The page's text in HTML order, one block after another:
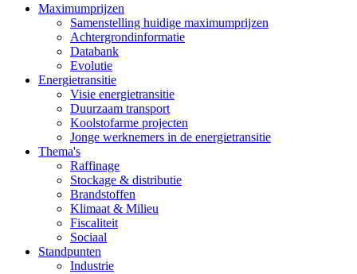
Maximumprijzen
Samenstelling huidige maximumprijzen
Achtergrondinformatie
Databank
Evolutie
Energietransitie
Visie energietransitie
Duurzaam transport
Koolstofarme projecten
Jonge werknemers in de energietransitie
Thema's
Raffinage
Stockage & distributie
Brandstoffen
Klimaat & Milieu
Fiscaliteit
Sociaal
Standpunten
Industrie